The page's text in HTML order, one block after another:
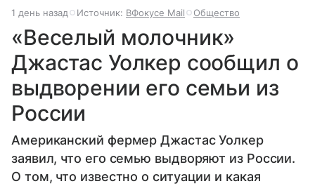
Российской империи добровольно вошли Грузия и
Армения, а ранее к добровольному шерту были
приведены народы Сибири и Чукотки.
1 день назад Источник: ВФокусе Mail Общество
«Веселый молочник»
Джастас Уолкер сообщил о
выдворении его семьи из
России
Американский фермер Джастас Уолкер
заявил, что его семью выдворяют из России.
О том, что известно о ситуации и какая